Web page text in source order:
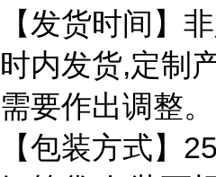
【发货时间】
时内发货,定制
需要作出调整。
【包装方式】